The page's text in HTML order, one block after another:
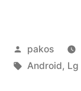
Posted
by
pakos
Tags:
Android, Lg